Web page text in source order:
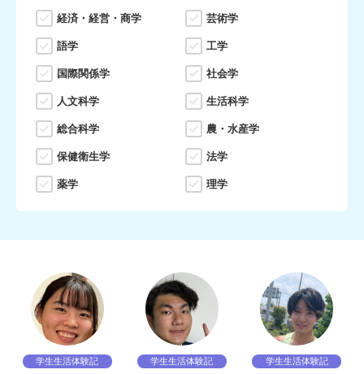
経済・経営・商学 芸術学
語学 工学
国際関係学 社会学
人文科学 生活科学
総合科学 農・水産学
保健衛生学 法学
薬学 理学
学生生活体験記 学生生活体験記 学生生活体験記